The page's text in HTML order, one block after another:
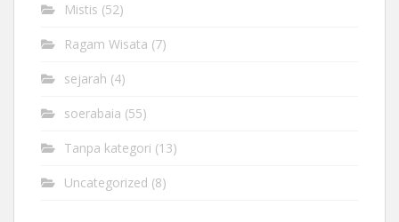
Mistis (52)
Ragam Wisata (7)
sejarah (4)
soerabaia (55)
Tanpa kategori (13)
Uncategorized (8)